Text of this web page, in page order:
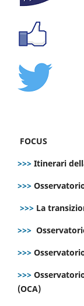
FOCUS
>>> Itinerari
>>>
>>> La
>>>
>>>
>>>
(OCA)